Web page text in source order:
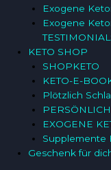
Exogene
Exogene
KETO SHOP
SHOPKETO
KETO-E-
Plötzlich
EXOGENE
Supplemente
Geschenk für